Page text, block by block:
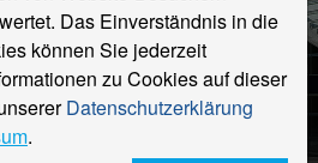
Das Einverständnis in die
können Sie jederzeit
zu Cookies auf dieser
Datenschutzerklärung
.